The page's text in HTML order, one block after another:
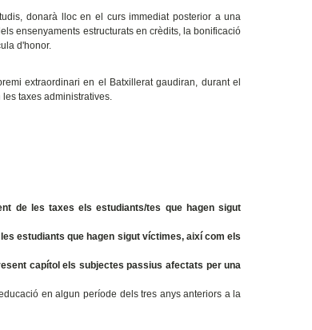
donarà lloc en el curs immediat posterior a una
ensenyaments estructurats en crèdits, la bonificació
d'honor.
extraordinari en el Batxillerat gaudiran, durant el
taxes administratives.
de les taxes els estudiants/tes que hagen sigut
estudiants que hagen sigut víctimes, així com els
capítol els subjectes passius afectats per una
en algun període dels tres anys anteriors a la